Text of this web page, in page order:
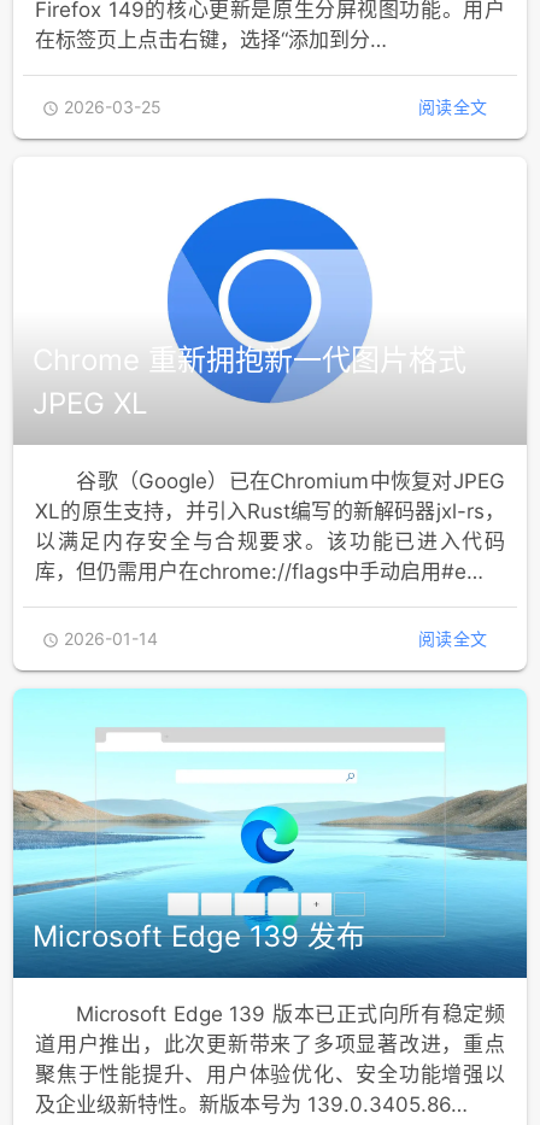
Firefox 149的核心更新是原生分屏视图功能。用户
在标签页上点击右键，选择“添加到分…
 2026-03-25 阅读全文
Chrome 重新拥抱新一代图片格式
JPEG XL
谷歌（Google）已在Chromium中恢复对JPEG
XL的原生支持，并引入Rust编写的新解码器jxl-rs，
以满足内存安全与合规要求。该功能已进入代码
库，但仍需用户在chrome://flags中手动启用#e…
 2026-01-14 阅读全文
Microsoft Edge 139 发布
Microsoft Edge 139 版本已正式向所有稳定频
道用户推出，此次更新带来了多项显著改进，重点
聚焦于性能提升、用户体验优化、安全功能增强以
及企业级新特性。新版本号为 139.0.3405.86…